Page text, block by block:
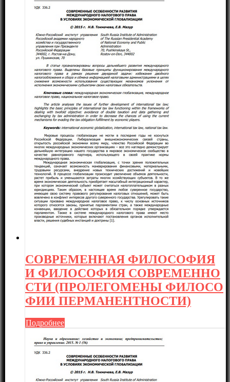
СОВРЕМЕННАЯ ФИЛОСОФИЯ
И ФИЛОСОФИЯ СОВРЕМЕННО
СТИ (ПРОЛЕГОМЕНЫ ФИЛОСО
ФИИ ПЕРМАНЕНТНОСТИ)
Подробнее